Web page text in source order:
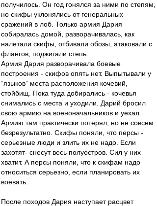
получилось. Он год гонялся за ними по степям,
но скифы уклонялись от генеральных
сражений в лоб. Только армия Дария
собиралась домой, разворачивалась, как
налетали скифы, отбивали обозы, атаковали с
флангов, поджигали степь.
Армия Дария разворачивала боевые
построения - скифов опять нет. Выпытывали у
“языков” места расположения кочевий,
стойбищ. Пока туда добирались - кочевья
снимались с места и уходили. Дарий бросил
свою армию на военоначальников и уехал.
Армию там практически потерял, но не совсем
безрезультатно. Скифы поняли, что персы -
серьезные люди и злить их не надо. Если
захотят- снесут весь полуостров. Сил у них
хватит. А персы поняли, что к скифам надо
относиться серьезно, если планировать их
воевать.
После походов Дария наступает расцвет